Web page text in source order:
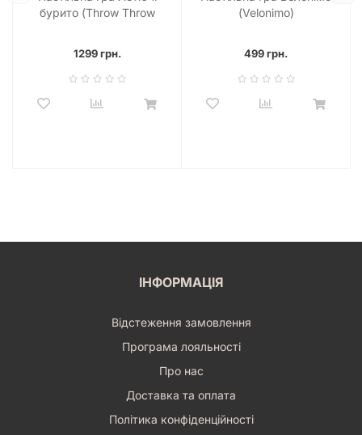
бурито (Throw Throw
1299 грн.
(Velonimo)
499 грн.
ІНФОРМАЦІЯ
Відстеження замовлення
Програма лояльності
Про нас
Доставка та оплата
Політика конфіденційності